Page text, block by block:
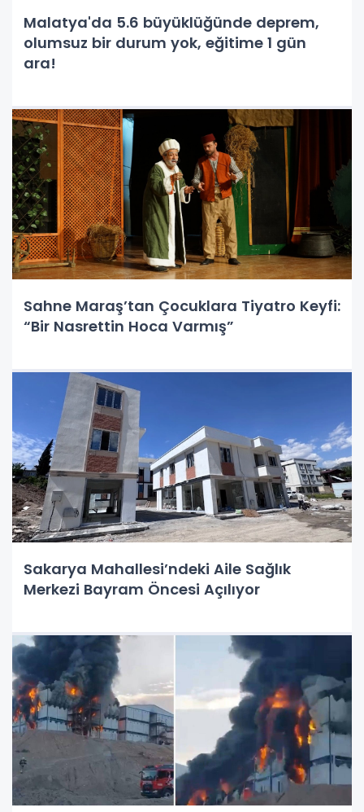
Malatya'da 5.6 büyüklüğünde deprem,
olumsuz bir durum yok, eğitime 1 gün
ara!
Sahne Maraş’tan Çocuklara Tiyatro Keyfi:
“Bir Nasrettin Hoca Varmış”
Sakarya Mahallesi’ndeki Aile Sağlık
Merkezi Bayram Öncesi Açılıyor